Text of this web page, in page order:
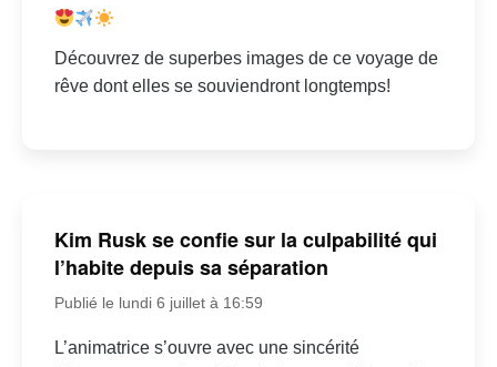
Découvrez de superbes images de ce voyage de
rêve dont elles se souviendront longtemps!
Kim Rusk se confie sur la culpabilité qui
l’habite depuis sa séparation
Publié le lundi 6 juillet à 16:59
L’animatrice s’ouvre avec une sincérité